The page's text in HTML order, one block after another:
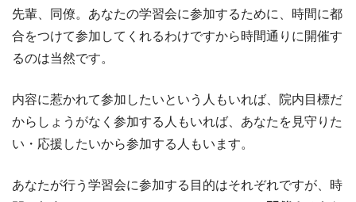
先輩、同僚。あなたの学習会に参加するために、時間に都
合をつけて参加してくれるわけですから時間通りに開催す
るのは当然です。
内容に惹かれて参加したいという人もいれば、院内目標だ
からしょうがなく参加する人もいれば、あなたを見守りた
い・応援したいから参加する人もいます。
あなたが行う学習会に参加する目的はそれぞれですが、時